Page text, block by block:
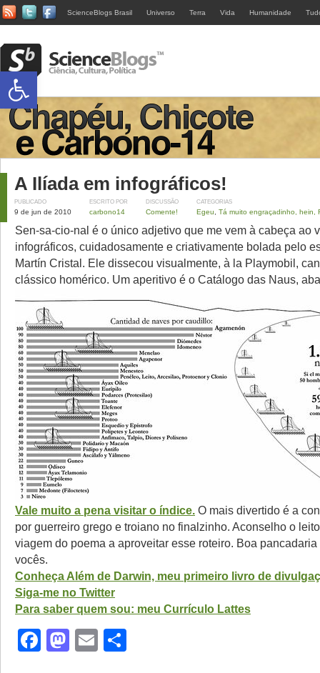
ScienceBlogs Brasil Universo Terra Vida Humanidade
A Ilíada em infográficos!
PUBLICADO
9 de jun de 2010
ESCRITO POR
carbono14
DISCUSSÃO
Comente!
CATEGORIAS
Egeu Tá muito engraçadinho, hein,
Sen-sa-cio-nal é o único adjetivo que me vem à cabeça ao
infográficos, cuidadosamente e criativamente bolada pelo
Martín Cristal. Ele dissecou visualmente, à la Playmobil,
clássico homérico. Um aperitivo é o Catálogo das Naus,
Vale muito a pena visitar o índice. O mais divertido é a
por guerreiro grego e troiano no finalzinho. Aconselho o
viagem do poema a aproveitar esse roteiro. Boa
vocês.
Conheça Além de Darwin, meu primeiro livro de
Siga-me no Twitter
Para saber quem sou: meu Currículo Lattes
Facebook
Mastodon
Email
Abrir a barra de ferramentas